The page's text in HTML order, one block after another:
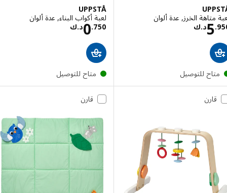
الخرز, عدة ألوان
د.ك5. السعر د.ك 5.950
للتوصيل
UPPSTÅ
لعبة أكواب البناء, عدة ألوان
د.ك0.750 السعر د.ك 0.750
متاح للتوصيل
قارن قارن